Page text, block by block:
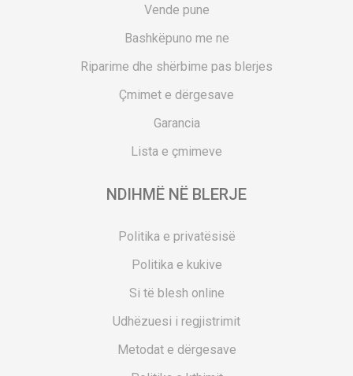
Vende pune
Bashkëpuno me ne
Riparime dhe shërbime pas blerjes
Çmimet e dërgesave
Garancia
Lista e çmimeve
NDIHMË NË BLERJE
Politika e privatësisë
Politika e kukive
Si të blesh online
Udhëzuesi i regjistrimit
Metodat e dërgesave